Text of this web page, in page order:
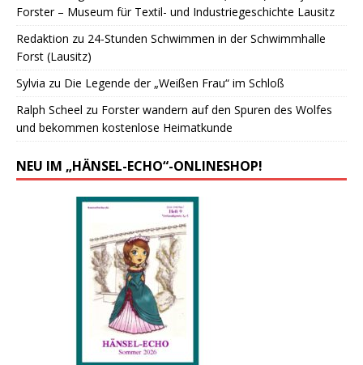
Forster – Museum für Textil- und Industriegeschichte Lausitz
Redaktion zu 24-Stunden Schwimmen in der Schwimmhalle
Forst (Lausitz)
Sylvia zu Die Legende der „Weißen Frau“ im Schloß
Ralph Scheel zu Forster wandern auf den Spuren des Wolfes
und bekommen kostenlose Heimatkunde
NEU IM „HÄNSEL-ECHO“-ONLINESHOP!